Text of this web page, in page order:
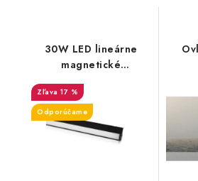
30W LED lineárne
magnetické
koľajnicové svietidlo -
2700lm - čierne
17 %
Odporúčame